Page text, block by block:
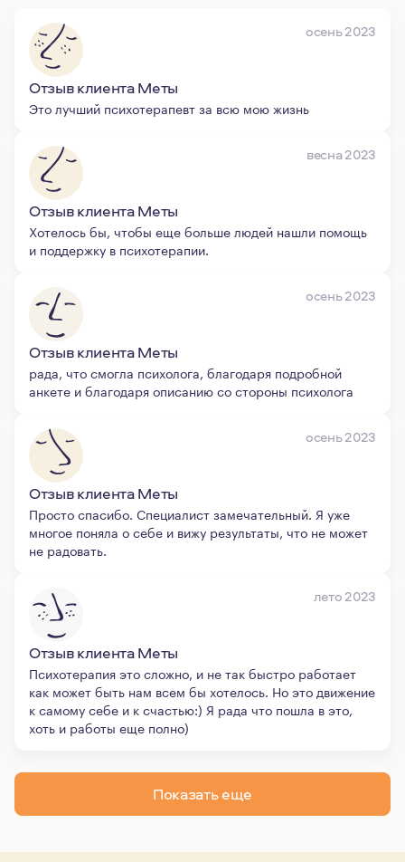
осень 2023
Отзыв клиента Меты
Это лучший психотерапевт за всю мою жизнь
весна 2023
Отзыв клиента Меты
Хотелось бы, чтобы еще больше людей нашли помощь
и поддержку в психотерапии.
осень 2023
Отзыв клиента Меты
рада, что смогла психолога, благодаря подробной
анкете и благодаря описанию со стороны психолога
осень 2023
Отзыв клиента Меты
Просто спасибо. Специалист замечательный. Я уже
многое поняла о себе и вижу результаты, что не может
не радовать.
лето 2023
Отзыв клиента Меты
Психотерапия это сложно, и не так быстро работает
как может быть нам всем бы хотелось. Но это движение
к самому себе и к счастью:) Я рада что пошла в это,
хоть и работы еще полно)
Показать еще